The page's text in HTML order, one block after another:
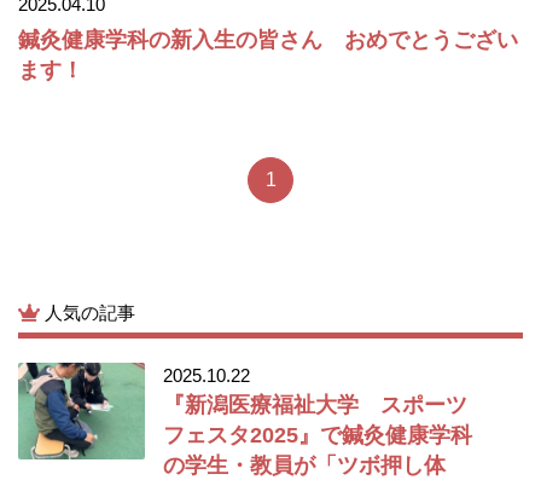
鍼灸健康学科の新入生の皆さん おめでとうござい
ます！
1
人気の記事
2025.10.22
『新潟医療福祉大学 スポーツ
フェスタ2025』で鍼灸健康学科
の学生・教員が「ツボ押し体